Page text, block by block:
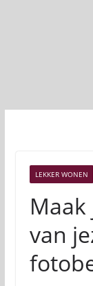
LEKKER WONEN
van